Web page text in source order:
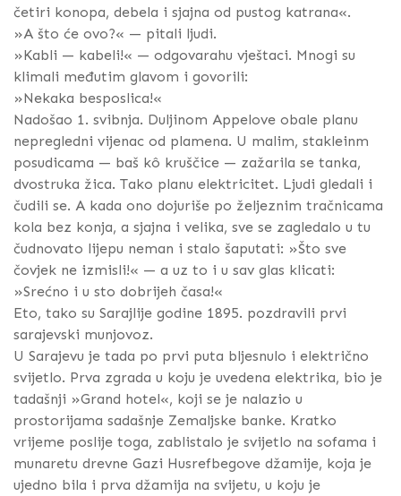
četiri konopa, debela i sjajna od pustog katrana«.
»A što će ovo?« — pitali ljudi.
»Kabli — kabeli!« — odgovarahu vještaci. Mnogi su
klimali međutim glavom i govorili:
»Nekaka besposlica!«
Nadošao 1. svibnja. Duljinom Appelove obale planu
nepregledni vijenac od plamena. U malim, stakleinm
posudicama — baš kô kruščice — zažarila se tanka,
dvostruka žica. Tako planu elektricitet. Ljudi gledali i
čudili se. A kada ono dojuriše po željeznim tračnicama
kola bez konja, a sjajna i velika, sve se zagledalo u tu
čudnovato lijepu neman i stalo šaputati: »Što sve
čovjek ne izmisli!« — a uz to i u sav glas klicati:
»Srećno i u sto dobrijeh časa!«
Eto, tako su Sarajlije godine 1895. pozdravili prvi
sarajevski munjovoz.
U Sarajevu je tada po prvi puta bljesnulo i električno
svijetlo. Prva zgrada u koju je uvedena elektrika, bio je
tadašnji »Grand hotel«, koji se je nalazio u
prostorijama sadašnje Zemaljske banke. Kratko
vrijeme poslije toga, zablistalo je svijetlo na sofama i
munaretu drevne Gazi Husrefbegove džamije, koja je
ujedno bila i prva džamija na svijetu, u koju je